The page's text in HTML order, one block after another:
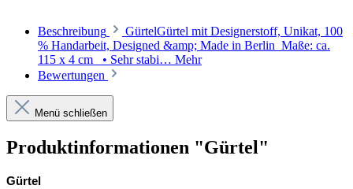
Beschreibung
GürtelGürtel mit Designerstoff, Unikat, 100
% Handarbeit, Designed &amp; Made in Berlin Maße: ca.
115 x 4 cm • Sehr stabi… Mehr
Bewertungen
Menü schließen
Produktinformationen "Gürtel"
Gürtel